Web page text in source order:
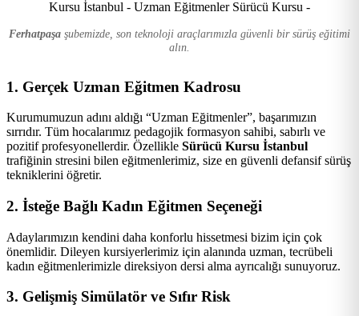
Ferhatpaşa şubemizde, son teknoloji araçlarımızla güvenli bir sürüş eğitimi
alın.
1. Gerçek Uzman Eğitmen Kadrosu
Kurumumuzun adını aldığı “Uzman Eğitmenler”, başarımızın
sırrıdır. Tüm hocalarımız pedagojik formasyon sahibi, sabırlı ve
pozitif profesyonellerdir. Özellikle Sürücü Kursu İstanbul
trafiğinin stresini bilen eğitmenlerimiz, size en güvenli defansif sürüş
tekniklerini öğretir.
2. İsteğe Bağlı Kadın Eğitmen Seçeneği
Adaylarımızın kendini daha konforlu hissetmesi bizim için çok
önemlidir. Dileyen kursiyerlerimiz için alanında uzman, tecrübeli
kadın eğitmenlerimizle direksiyon dersi alma ayrıcalığı sunuyoruz.
3. Gelişmiş Simülatör ve Sıfır Risk